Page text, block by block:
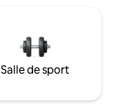
Salle de sport